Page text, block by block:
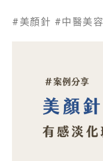
#美顏針 #中醫美